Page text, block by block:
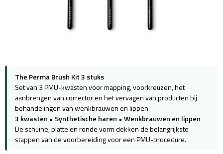
The Perma Brush Kit 3 stuks
Set van 3 PMU-kwasten voor mapping, voorkreuzen, het
aanbrengen van corrector en het vervagen van producten bij
behandelingen van wenkbrauwen en lippen.
3 kwasten • Synthetische haren • Wenkbrauwen en lippen
De schuine, platte en ronde vorm dekken de belangrijkste
stappen van de voorbereiding voor een PMU-procedure.